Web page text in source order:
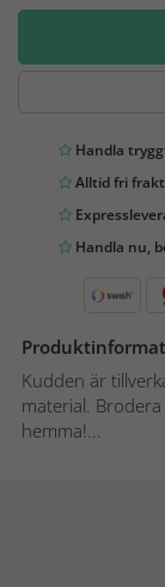
Handla
Alltid fri frakt
Handla nu,
Kudden är
material.
hemma!...